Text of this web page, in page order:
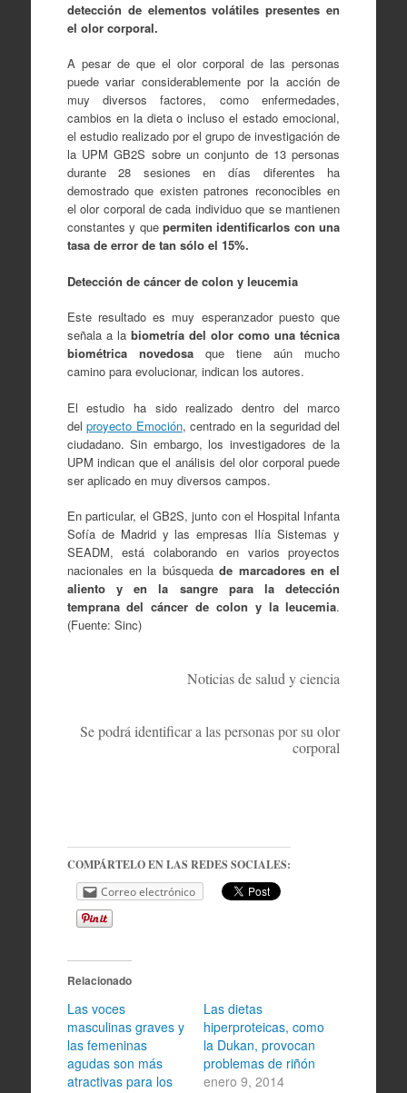
detección de elementos volátiles presentes en
el olor corporal.
A pesar de que el olor corporal de las personas
puede variar considerablemente por la acción de
muy diversos factores, como enfermedades,
cambios en la dieta o incluso el estado emocional,
el estudio realizado por el grupo de investigación de
la UPM GB2S sobre un conjunto de 13 personas
durante 28 sesiones en días diferentes ha
demostrado que existen patrones reconocibles en
el olor corporal de cada individuo que se mantienen
constantes y quepermiten identificarlos con una
tasa de error de tan sólo el 15%.
Detección de cáncer de colon y leucemia
Este resultado es muy esperanzador puesto que
señala a labiometría del olor como una técnica
biométrica novedosaque tiene aún mucho
camino para evolucionar, indican los autores.
El estudio ha sido realizado dentro del marco
delproyecto Emoción, centrado en la seguridad del
ciudadano. Sin embargo, los investigadores de la
UPM indican que el análisis del olor corporal puede
ser aplicado en muy diversos campos.
En particular, el GB2S, junto con el Hospital Infanta
Sofía de Madrid y las empresas Ilía Sistemas y
SEADM, está colaborando en varios proyectos
nacionales en la búsquedade marcadores en el
aliento y en la sangre para la detección
temprana del cáncer de colon y la leucemia.
(Fuente: Sinc)
Noticias de salud y ciencia
Se podrá identificar a las personas por su olor
corporal
COMPÁRTELO EN LAS REDES SOCIALES:
Correo electrónico
Relacionado
Las voces
masculinas graves y
las femeninas
agudas son más
atractivas para los
Las dietas
hiperproteicas, como
la Dukan, provocan
problemas de riñón
enero 9, 2014